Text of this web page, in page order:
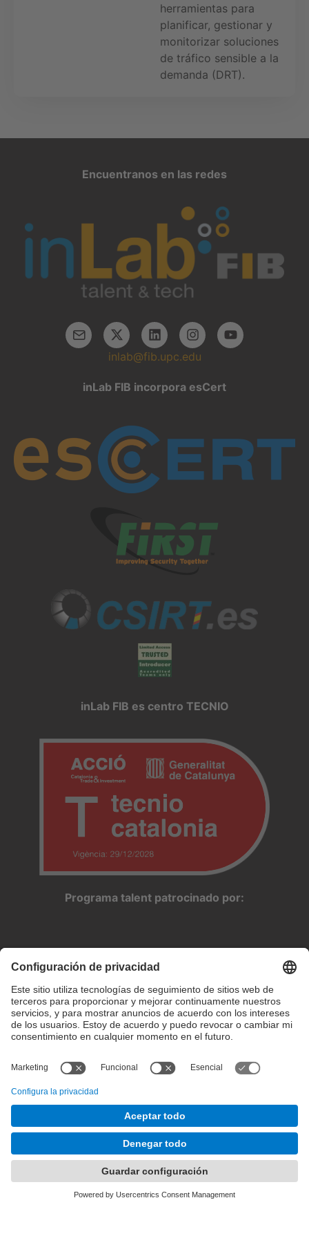
herramientas para
planificar, gestionar y
monitorizar soluciones
de tráfico sensible a la
demanda (DRT).
Encuentranos en las redes
inlab@fib.upc.edu
inLab FIB incorpora esCert
inLab FIB es centro TECNIO
Programa talent patrocinado por:
Configuración de privacidad
Condiciones de uso